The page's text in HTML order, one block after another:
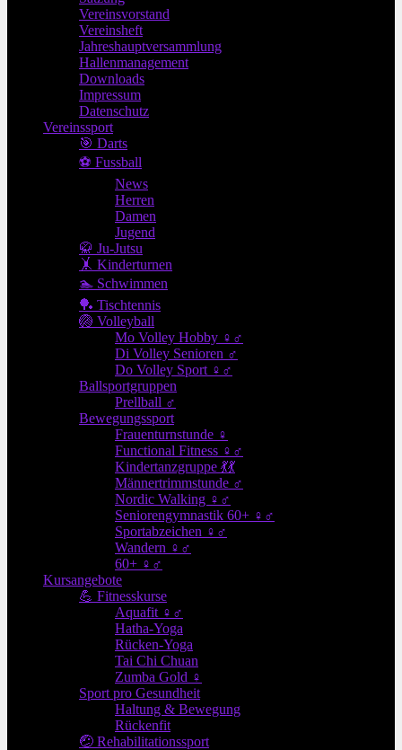
Vereinsvorstand
Vereinsheft
Jahreshauptversammlung
Hallenmanagement
Downloads
Impressum
Datenschutz
Vereinssport
🎯 Darts
⚽ Fussball
News
Herren
Damen
Jugend
🥋 Ju-Jutsu
🤸 Kinderturnen
🏊 Schwimmen
🏓 Tischtennis
🏐 Volleyball
Mo Volley Hobby ♀♂
Di Volley Senioren ♂
Do Volley Sport ♀♂
Ballsportgruppen
Prellball ♂
Bewegungssport
Frauenturnstunde ♀
Functional Fitness ♀♂
Kindertanzgruppe 💃💃
Männertrimmstunde ♂
Nordic Walking ♀♂
Seniorengymnastik 60+ ♀♂
Sportabzeichen ♀♂
Wandern ♀♂
60+ ♀♂
Kursangebote
💪 Fitnesskurse
Aquafit ♀♂
Hatha-Yoga
Rücken-Yoga
Tai Chi Chuan
Zumba Gold ♀
Sport pro Gesundheit
Haltung & Bewegung
Rückenfit
🤕 Rehabilitationssport